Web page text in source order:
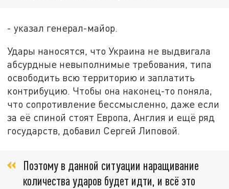
- указал генерал-майор.
Удары наносятся, что Украина не выдвигала
абсурдные невыполнимые требования, типа
освободить всю территорию и заплатить
контрибуцию. Чтобы она наконец-то поняла,
что сопротивление бессмысленно, даже если
за её спиной стоят Европа, Англия и ещё ряд
государств, добавил Сергей Липовой.
Поэтому в данной ситуации наращивание
количества ударов будет идти, и всё это